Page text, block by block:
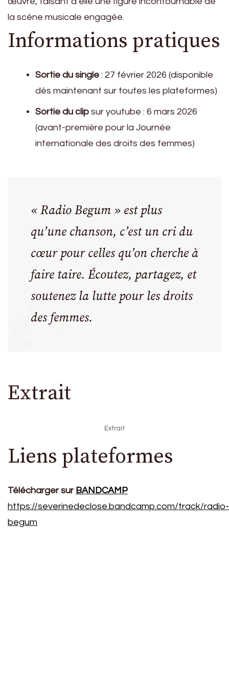
la scène musicale engagée.
Informations pratiques
Sortie du single : 27 février 2026 (disponible
dès maintenant sur toutes les plateformes)
Sortie du clip sur youtube : 6 mars 2026
(avant-première pour la Journée
internationale des droits des femmes)
« Radio Begum » est plus
qu’une chanson, c’est un cri du
cœur pour celles qu’on cherche à
faire taire. Écoutez, partagez, et
soutenez la lutte pour les droits
des femmes.
Extrait
Extrait
Liens plateformes
Télécharger sur BANDCAMP
https://severinedeclose.bandcamp.com/track/radio-
begum